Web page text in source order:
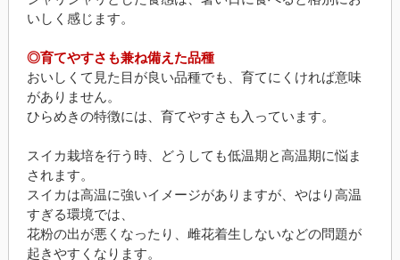
いしく感じます。
◎育てやすさも兼ね備えた品種
おいしくて見た目が良い品種でも、育てにくければ意味
がありません。
ひらめきの特徴には、育てやすさも入っています。
スイカ栽培を行う時、どうしても低温期と高温期に悩ま
されます。
スイカは高温に強いイメージがありますが、やはり高温
すぎる環境では、
花粉の出が悪くなったり、雌花着生しないなどの問題が
起きやすくなります。